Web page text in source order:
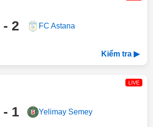
- 2 FC Astana
Kiểm tra ▶
LIVE
- 1 Yelimay Semey